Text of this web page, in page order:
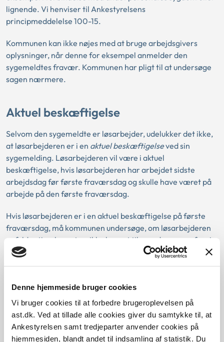
Denne hjemmeside bruger cookies
Vi bruger cookies til at forbedre brugeroplevelsen på
ast.dk. Ved at tillade alle cookies giver du samtykke til, at
Ankestyrelsen samt tredjeparter anvender cookies på
hjemmesiden, blandt andet til indsamling af statistik. Du
lignende. Vi henviser til Ankestyrelsens
principmeddelelse 100-15.
Kommunen kan ikke nøjes med at bruge arbejdsgivers
oplysninger, når denne for eksempel anmelder den
sygemeldtes fravær. Kommunen har pligt til at undersøge
sagen nærmere.
Aktuel beskæftigelse
Selvom den sygemeldte er løsarbejder, udelukker det ikke,
at løsarbejderen er i en aktuel beskæftigelseved sin
sygemelding. Løsarbejderen vil være i aktuel
beskæftigelse, hvis løsarbejderen har arbejdet sidste
arbejdsdag før første fraværsdag og skulle have været på
arbejde på den første fraværsdag.
Hvis løsarbejderen er i en aktuel beskæftigelse på første
fraværsdag, må kommunen undersøge, om løsarbejderen
opfylder timekravet og ikke har ret til sygedagpenge fra sin
arbejdsgiver for samme periode og
beskæftigelsesforhold.
Dagpengeberettiget medlem af en arbejdsløshedskasse
Det er ikke tilstrækkeligt for at opfylde
beskæftigelseskravet, at løsarbejderen er medlem af en
arbejdsløshedskasse. Der sondres mellem, om